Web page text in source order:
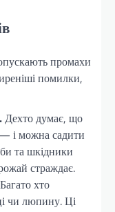
промахи
помилки,
Дехто думає, що
і можна садити
та шкідники
страждає.
Багато хто
чи люпину. Ці